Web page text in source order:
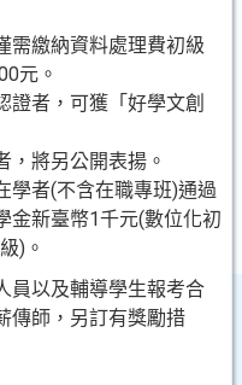
需繳納資料處理費初級
元。
證者，可獲「好學文創
，將另公開表揚。
學者(不含在職專班)通過
金新臺幣1千元(數位化初
)。
員以及輔導學生報考合
傳師，另訂有獎勵措